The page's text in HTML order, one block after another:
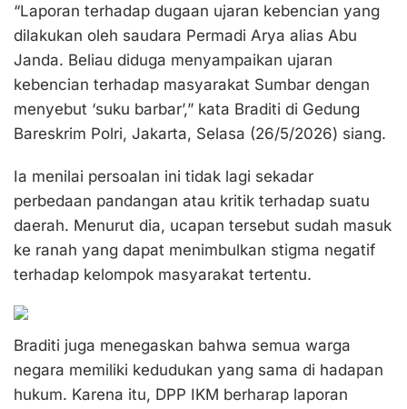
“Laporan terhadap dugaan ujaran kebencian yang
dilakukan oleh saudara Permadi Arya alias Abu
Janda. Beliau diduga menyampaikan ujaran
kebencian terhadap masyarakat Sumbar dengan
menyebut ‘suku barbar’,” kata Braditi di Gedung
Bareskrim Polri, Jakarta, Selasa (26/5/2026) siang.
Ia menilai persoalan ini tidak lagi sekadar
perbedaan pandangan atau kritik terhadap suatu
daerah. Menurut dia, ucapan tersebut sudah masuk
ke ranah yang dapat menimbulkan stigma negatif
terhadap kelompok masyarakat tertentu.
Braditi juga menegaskan bahwa semua warga
negara memiliki kedudukan yang sama di hadapan
hukum. Karena itu, DPP IKM berharap laporan